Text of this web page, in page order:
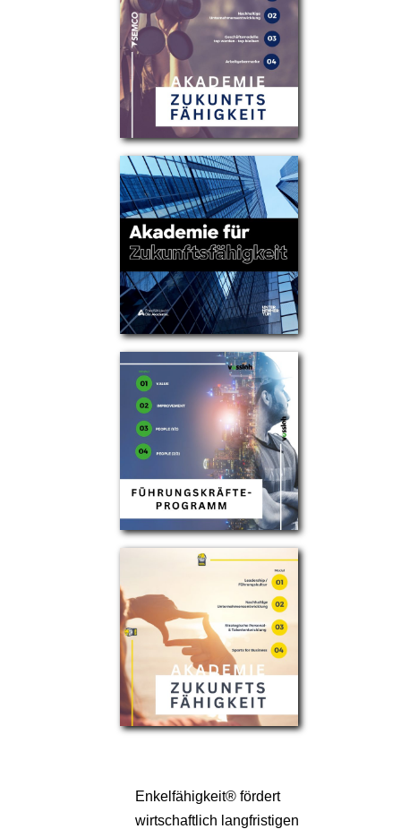
Partner
Über uns
Enkelfähigkeit® fördert
wirtschaftlich langfristigen